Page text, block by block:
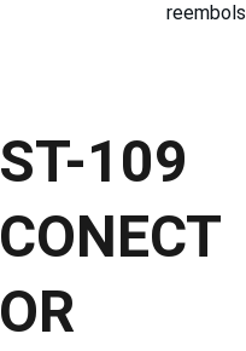
ST-109
CONECT
OR